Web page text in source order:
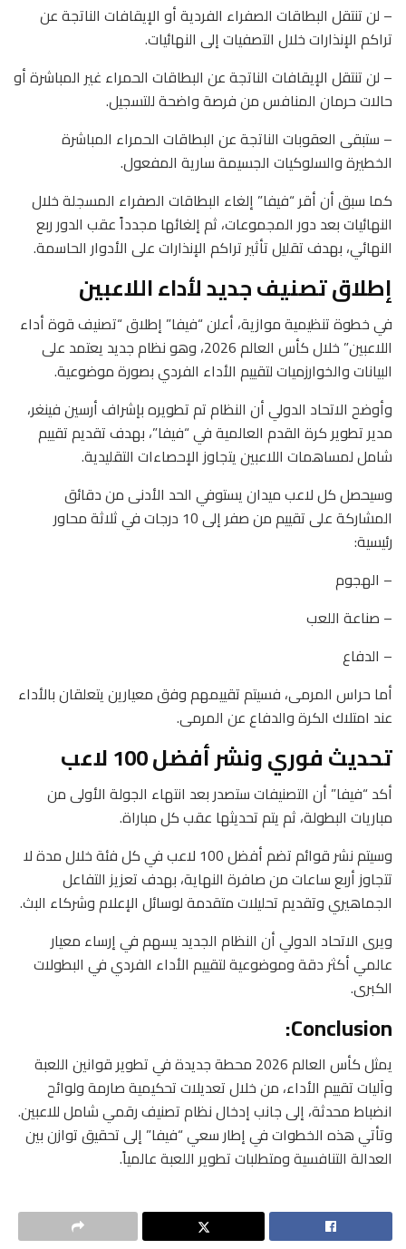
– لن تنتقل البطاقات الصفراء الفردية أو الإيقافات الناتجة عن
تراكم الإنذارات خلال التصفيات إلى النهائيات.
– لن تنتقل الإيقافات الناتجة عن البطاقات الحمراء غير المباشرة أو
حالات حرمان المنافس من فرصة واضحة للتسجيل.
– ستبقى العقوبات الناتجة عن البطاقات الحمراء المباشرة
الخطيرة والسلوكيات الجسيمة سارية المفعول.
كما سبق أن أقر “فيفا” إلغاء البطاقات الصفراء المسجلة خلال
النهائيات بعد دور المجموعات، ثم إلغائها مجدداً عقب الدور ربع
النهائي، بهدف تقليل تأثير تراكم الإنذارات على الأدوار الحاسمة.
إطلاق تصنيف جديد لأداء اللاعبين
في خطوة تنظيمية موازية، أعلن “فيفا” إطلاق “تصنيف قوة أداء
اللاعبين” خلال كأس العالم 2026، وهو نظام جديد يعتمد على
البيانات والخوارزميات لتقييم الأداء الفردي بصورة موضوعية.
وأوضح الاتحاد الدولي أن النظام تم تطويره بإشراف أرسين فينغر،
مدير تطوير كرة القدم العالمية في “فيفا”، بهدف تقديم تقييم
شامل لمساهمات اللاعبين يتجاوز الإحصاءات التقليدية.
وسيحصل كل لاعب ميدان يستوفي الحد الأدنى من دقائق
المشاركة على تقييم من صفر إلى 10 درجات في ثلاثة محاور
رئيسية:
– الهجوم
– صناعة اللعب
– الدفاع
أما حراس المرمى، فسيتم تقييمهم وفق معيارين يتعلقان بالأداء
عند امتلاك الكرة والدفاع عن المرمى.
تحديث فوري ونشر أفضل 100 لاعب
أكد “فيفا” أن التصنيفات ستصدر بعد انتهاء الجولة الأولى من
مباريات البطولة، ثم يتم تحديثها عقب كل مباراة.
وسيتم نشر قوائم تضم أفضل 100 لاعب في كل فئة خلال مدة لا
تتجاوز أربع ساعات من صافرة النهاية، بهدف تعزيز التفاعل
الجماهيري وتقديم تحليلات متقدمة لوسائل الإعلام وشركاء البث.
ويرى الاتحاد الدولي أن النظام الجديد يسهم في إرساء معيار
عالمي أكثر دقة وموضوعية لتقييم الأداء الفردي في البطولات
الكبرى.
Conclusion:
يمثل كأس العالم 2026 محطة جديدة في تطوير قوانين اللعبة
وآليات تقييم الأداء، من خلال تعديلات تحكيمية صارمة ولوائح
انضباط محدثة، إلى جانب إدخال نظام تصنيف رقمي شامل للاعبين.
وتأتي هذه الخطوات في إطار سعي “فيفا” إلى تحقيق توازن بين
العدالة التنافسية ومتطلبات تطوير اللعبة عالمياً.